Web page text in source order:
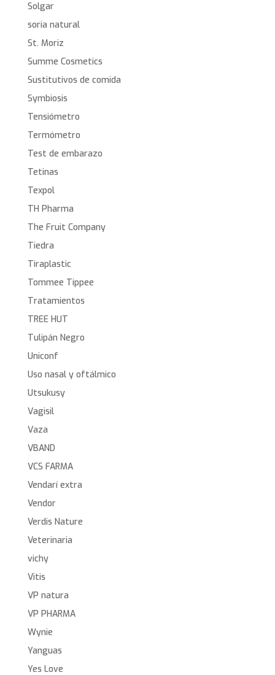
Solgar
soria natural
St. Moriz
Summe Cosmetics
Sustitutivos de comida
Symbiosis
Tensiómetro
Termómetro
Test de embarazo
Tetinas
Texpol
TH Pharma
The Fruit Company
Tiedra
Tiraplastic
Tommee Tippee
Tratamientos
TREE HUT
Tulipán Negro
Uniconf
Uso nasal y oftálmico
Utsukusy
Vagisil
Vaza
VBAND
VCS FARMA
Vendarí extra
Vendor
Verdis Nature
Veterinaria
vichy
Vitis
VP natura
VP PHARMA
Wynie
Yanguas
Yes Love